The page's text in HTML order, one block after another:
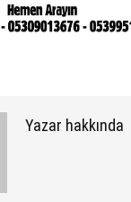
Yazar hakkında